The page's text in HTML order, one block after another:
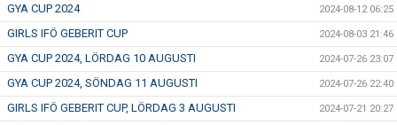
GYA CUP 2024 2024-08-12 06:25
GIRLS IFÖ GEBERIT CUP 2024-08-03 21:46
GYA CUP 2024, LÖRDAG 10 AUGUSTI 2024-07-26 23:07
GYA CUP 2024, SÖNDAG 11 AUGUSTI 2024-07-26 22:40
GIRLS IFÖ GEBERIT CUP, LÖRDAG 3 AUGUSTI 2024-07-21 20:27